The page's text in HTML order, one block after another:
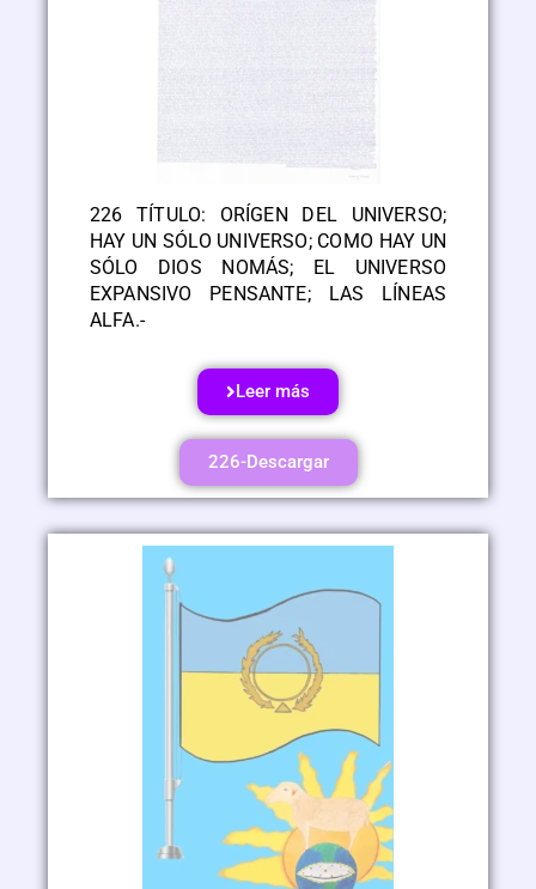
226 TÍTULO: ORÍGEN DEL UNIVERSO;
HAY UN SÓLO UNIVERSO; COMO HAY UN
SÓLO DIOS NOMÁS; EL UNIVERSO
EXPANSIVO PENSANTE; LAS LÍNEAS
ALFA.-
Leer más
226-Descargar